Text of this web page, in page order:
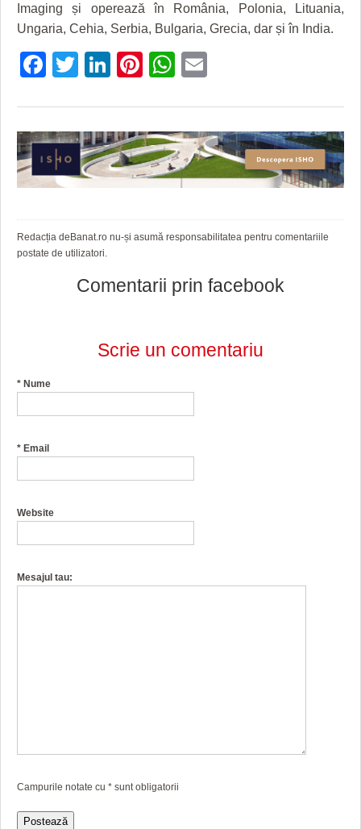
Imaging și operează în România, Polonia, Lituania,
Ungaria, Cehia, Serbia, Bulgaria, Grecia, dar și în India.
Facebook
Twitter
LinkedIn
Pinterest
WhatsApp
Redacția deBanat.ro nu-și asumă responsabilitatea pentru comentariile
postate de utilizatori.
Comentarii prin facebook
Scrie un comentariu
* Nume
* Email
Website
Mesajul tau:
Campurile notate cu * sunt obligatorii